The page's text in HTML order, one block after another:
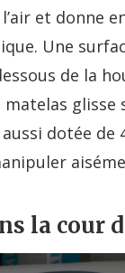
et donne
Une
de la
matelas glisse
dotée de
la cour